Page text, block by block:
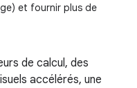
et fournir plus de
de calcul, des
accélérés, une